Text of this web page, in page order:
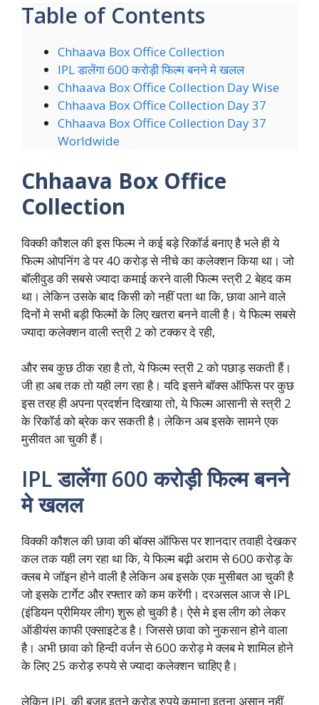
Table of Contents
Chhaava Box Office Collection
IPL डालेंगा 600 करोड़ी फिल्म बनने मे खलल
Chhaava Box Office Collection Day Wise
Chhaava Box Office Collection Day 37
Chhaava Box Office Collection Day 37
Worldwide
Chhaava Box Office
Collection
विक्की कौशल की इस फिल्म ने कई बड़े रिकॉर्ड बनाए है भले ही ये
फिल्म ओपनिंग डे पर 40 करोड़ से नीचे का कलेक्शन किया था। जो
बॉलीवुड की सबसे ज्यादा कमाई करने वाली फिल्म स्त्री 2 बेहद कम
था। लेकिन उसके बाद किसी को नहीं पता था कि, छावा आने वाले
दिनों मे सभी बड़ी फिल्मों के लिए खतरा बनने वाली है। ये फिल्म सबसे
ज्यादा कलेक्शन वाली स्त्री 2 को टक्कर दे रही,
और सब कुछ ठीक रहा है तो, ये फिल्म स्त्री 2 को पछाड़ सकती हैं।
जी हा अब तक तो यही लग रहा है। यदि इसने बॉक्स ऑफिस पर कुछ
इस तरह ही अपना प्रदर्शन दिखाया तो, ये फिल्म आसानी से स्त्री 2
के रिकॉर्ड को ब्रेक कर सकती है। लेकिन अब इसके सामने एक
मुसीवत आ चुकी हैं।
IPL डालेंगा 600 करोड़ी फिल्म बनने
मे खलल
विक्की कौशल की छावा की बॉक्स ऑफिस पर शानदार तवाही देखकर
कल तक यही लग रहा था कि, ये फिल्म बढ़ी अराम से 600 करोड़ के
क्लब मे जॉइन होने वाली है लेकिन अब इसके एक मुसीबत आ चुकी है
जो इसके टार्गेट और रफ्तार को कम करेंगी। दरअसल आज से IPL
(इंडियन प्रीमियर लीग) शुरू हो चुकी है। ऐसे मे इस लीग को लेकर
ऑडीयंस काफी एक्साइटेड है। जिससे छावा को नुकसान होने वाला
है। अभी छावा को हिन्दी वर्जन से 600 करोड़ मे क्लब मे शामिल होने
के लिए 25 करोड़ रुपये से ज्यादा कलेक्शन चाहिए है।
लेकिन IPL की बजह इतने करोड़ रुपये कमाना इतना असान नहीं